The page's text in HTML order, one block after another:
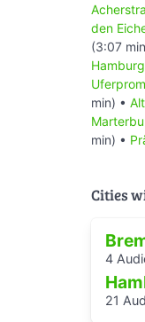
UTC.
Seite
UTC.
http://
Seite
2015,
UTC.
2016,
den
(3:07
min) •
min) •
Cities
4
21